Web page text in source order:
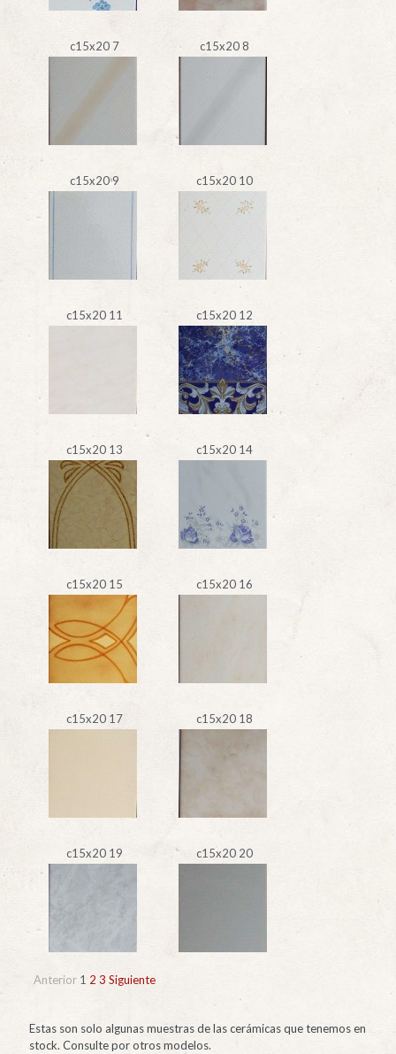
c15x20 7 c15x20 8
c15x20 9 c15x20 10
c15x20 11 c15x20 12
c15x20 13 c15x20 14
c15x20 15 c15x20 16
c15x20 17 c15x20 18
c15x20 19 c15x20 20
Anterior 1 2 3 Siguiente
Estas son solo algunas muestras de las cerámicas que tenemos en
stock. Consulte por otros modelos.